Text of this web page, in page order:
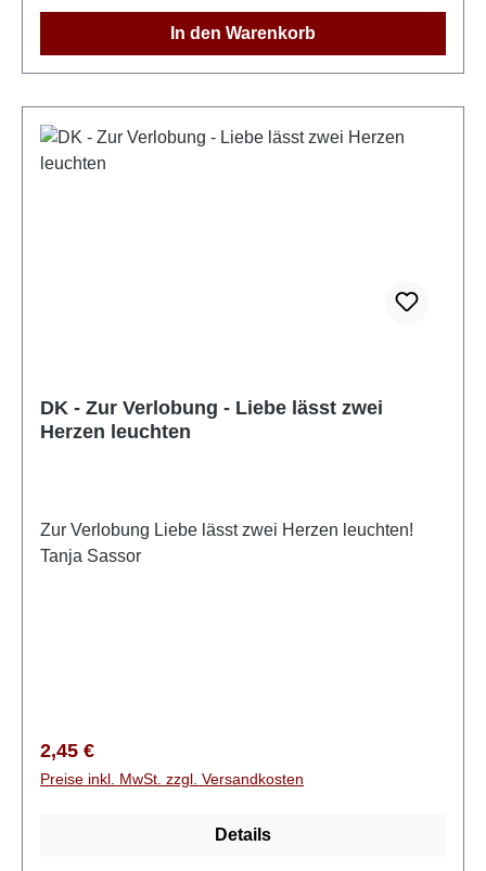
In den Warenkorb
DK - Zur Verlobung - Liebe lässt zwei
Herzen leuchten
Zur Verlobung Liebe lässt zwei Herzen leuchten!
Tanja Sassor
Regulärer Preis:
2,45 €
Preise inkl. MwSt. zzgl. Versandkosten
Details